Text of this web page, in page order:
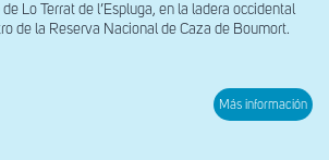
Lo Terrat de l’Espluga, en la ladera occidental
de la Reserva Nacional de Caza de Boumort.
Más información